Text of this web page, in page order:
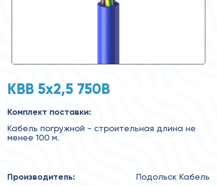
КВВ 5х2,5 750В
Комплект поставки:
Кабель погружной - строительная длина не
менее 100 м.
Производитель: Подольск Кабель